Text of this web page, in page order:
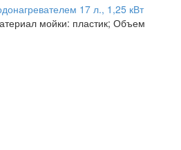
17 л., 1,25 кВт
мойки: пластик; Объем